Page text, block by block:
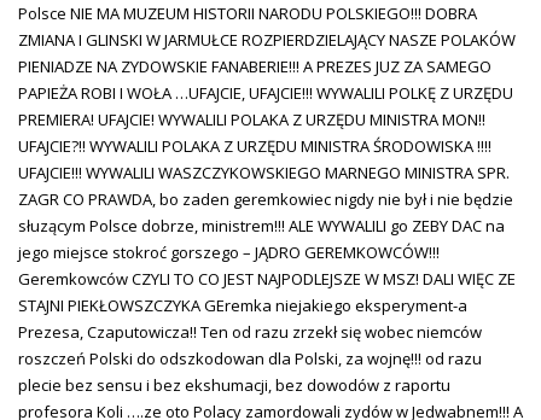
Polsce NIE MA MUZEUM HISTORII NARODU POLSKIEGO!!! DOBRA
ZMIANA I GLINSKI W JARMUŁCE ROZPIERDZIELAJĄCY NASZE POLAKÓW
PIENIADZE NA ZYDOWSKIE FANABERIE!!! A PREZES JUZ ZA SAMEGO
PAPIEŻA ROBI I WOŁA …UFAJCIE, UFAJCIE!!! WYWALILI POLKĘ Z URZĘDU
PREMIERA! UFAJCIE! WYWALILI POLAKA Z URZĘDU MINISTRA MON!!
UFAJCIE?!! WYWALILI POLAKA Z URZĘDU MINISTRA ŚRODOWISKA !!!!
UFAJCIE!!! WYWALILI WASZCZYKOWSKIEGO MARNEGO MINISTRA SPR.
ZAGR CO PRAWDA, bo zaden geremkowiec nigdy nie był i nie będzie
słuzącym Polsce dobrze, ministrem!!! ALE WYWALILI go ZEBY DAC na
jego miejsce stokroć gorszego – JĄDRO GEREMKOWCÓW!!!
Geremkowców CZYLI TO CO JEST NAJPODLEJSZE W MSZ! DALI WIĘC ZE
STAJNI PIEKŁOWSZCZYKA GEremka niejakiego eksperyment-a
Prezesa, Czaputowicza!! Ten od razu zrzekł się wobec niemców
roszczeń Polski do odszkodowan dla Polski, za wojnę!!! od razu
plecie bez sensu i bez ekshumacji, bez dowodów z raportu
profesora Koli ….ze oto Polacy zamordowali zydów w Jedwabnem!!! A